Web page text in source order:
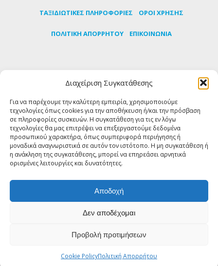
Διαχείριση Συγκατάθεσης
Για να παρέχουμε την καλύτερη εμπειρία, χρησιμοποιούμε
τεχνολογίες όπως cookies για την αποθήκευση ή/και την πρόσβαση
σε πληροφορίες συσκευών. Η συγκατάθεση για τις εν λόγω
τεχνολογίες θα μας επιτρέψει να επεξεργαστούμε δεδομένα
προσωπικού χαρακτήρα, όπως συμπεριφορά περιήγησης ή
μοναδικά αναγνωριστικά σε αυτόν τον ιστότοπο. Η μη συγκατάθεση ή
η ανάκληση της συγκατάθεσης, μπορεί να επηρεάσει αρνητικά
ορισμένες λειτουργίες και δυνατότητες.
Αποδοχή
Δεν αποδέχομαι
Προβολή προτιμήσεων
Cookie PolicyΠολιτική Απορρήτου
TΑΞΙΔΙΩΤΙΚΕΣ ΠΛΗΡΟΦΟΡΙΕΣ ΟΡΟΙ ΧΡΗΣΗΣ
ΠΟΛΙΤΙΚΗ ΑΠΟΡΡΗΤΟΥ ΕΠΙΚΟΙΝΩΝΙΑ
πρώτοι τα τελευταία νέα για την Τήνο
ΕΓΓΡΑΦΗ
FOLLOW US
© Copyright 2018 Tinos About - All rights reserved | Powered by
Shell-iT